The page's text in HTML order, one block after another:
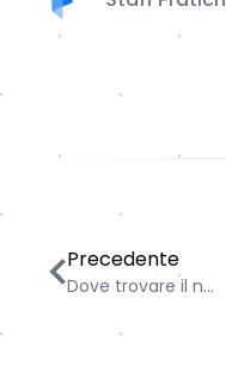
Dove trovare il
Precedente
Dove trovare il n...